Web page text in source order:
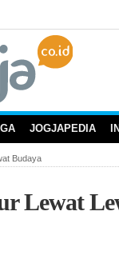
JOGJAPEDIA
Budaya
Lewat